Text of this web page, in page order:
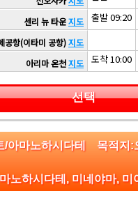
센리 뉴 타운지도 출발 09:20
공항(이타미 공항)지도
아리마 온천지도 도착 10:00
선택
/아마노하시다테 목적지
노하시다테, 미네야마, 미